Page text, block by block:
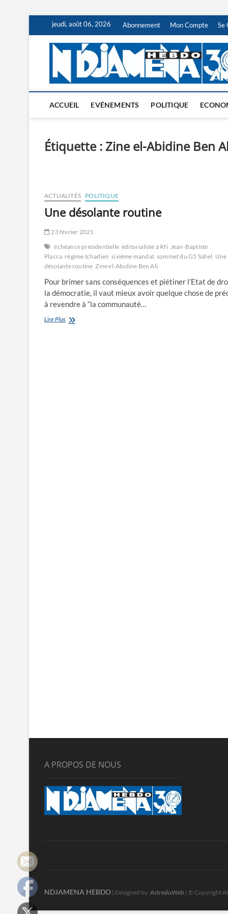
content
jeudi, août 06, 2026 Abonnement Mon Compte Se
ACCUEIL EVÉNEMENTS POLITIQUE
Étiquette : Zine el-Abidine Ben
ACTUALITÉS POLITIQUE
Une désolante routine
23 février 2021
échéance présidentielle éditorialiste à Rfi Jean-Baptiste
Placca régime tchadien sixième mandat sommet du G5 Sahel Une
désolante routine Zine el-Abidine Ben Ali
Pour brimer sans conséquences et piétiner l’Etat de
la démocratie, il vaut mieux avoir quelque chose de
à revendre à “la communauté…
Lire PlusUne
A PROPOS DE NOUS
NDJAMENA HEBDO | Designed by: AstreduWeb | © Copyright